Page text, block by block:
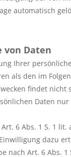
automatisch
von Daten
Ihrer
als den im
findet nicht
Daten
6 Abs. 1 S. 1 lit.
dazu
nach Art. 6 Abs. 1